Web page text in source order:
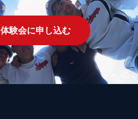
体験会に申し込む